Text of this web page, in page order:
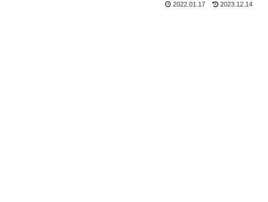
2022.01.17 2023.12.14